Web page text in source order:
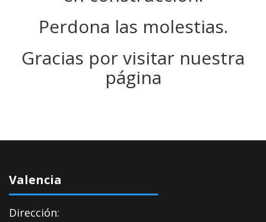
Perdona las molestias.
Gracias por visitar nuestra
página
Valencia
Dirección: